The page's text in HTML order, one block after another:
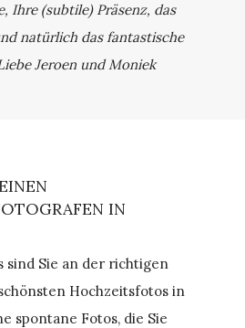
Ihre (subtile) Präsenz, das
natürlich das fantastische
Jeroen und Moniek
IN
sind Sie an der richtigen
Hochzeitsfotos in
spontane Fotos, die Sie